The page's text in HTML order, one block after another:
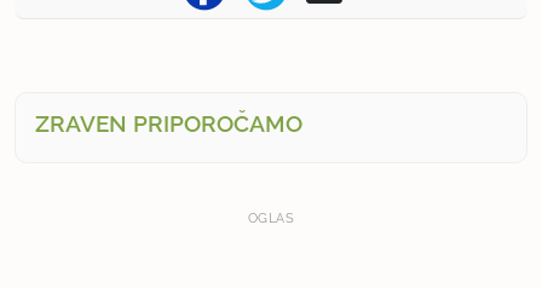
ZRAVEN PRIPOROČAMO
OGLAS